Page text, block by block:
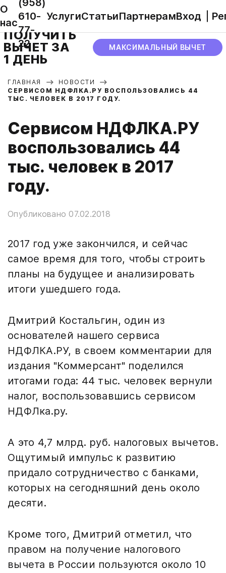
О
нас
610-
77-
22
УслугиСтатьиПартнерамВход
ПОЛУЧИТЬ
ВЫЧЕТ ЗА
1 ДЕНЬ
МАКСИМАЛЬНЫЙ ВЫЧЕТ
ГЛАВНАЯ
НОВОСТИ
СЕРВИСОМ НДФЛКА.РУ ВОСПОЛЬЗОВАЛИСЬ 44
ТЫС. ЧЕЛОВЕК В 2017 ГОДУ.
Сервисом НДФЛКА.РУ
воспользовались 44
тыс. человек в 2017
году.
Опубликовано 07.02.2018
2017 год уже закончился, и сейчас
самое время для того, чтобы строить
планы на будущее и анализировать
итоги ушедшего года.
Дмитрий Костальгин, один из
основателей нашего сервиса
НДФЛКА.РУ, в своем комментарии для
издания "Коммерсант" поделился
итогами года: 44 тыс. человек вернули
налог, воспользовавшись сервисом
НДФЛка.ру.
А это 4,7 млрд. руб. налоговых вычетов.
Ощутимый импульс к развитию
придало сотрудничество с банками,
которых на сегодняшний день около
десяти.
Кроме того, Дмитрий отметил, что
правом на получение налогового
вычета в России пользуются около 10